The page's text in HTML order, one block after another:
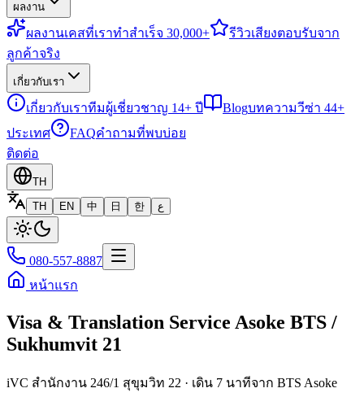
ผลงาน
ผลงานเคสที่เราทำสำเร็จ 30,000+ รีวิวเสียงตอบรับจาก
ลูกค้าจริง
เกี่ยวกับเรา
เกี่ยวกับเราทีมผู้เชี่ยวชาญ 14+ ปี Blogบทความวีซ่า 44+
ประเทศ
FAQคำถามที่พบบ่อย
ติดต่อ
TH
TH
EN 中 日 한 ع
080-557-8887
หน้าแรก
Visa & Translation Service Asoke BTS /
Sukhumvit 21
iVC สำนักงาน 246/1 สุขุมวิท 22 · เดิน 7 นาทีจาก BTS Asoke